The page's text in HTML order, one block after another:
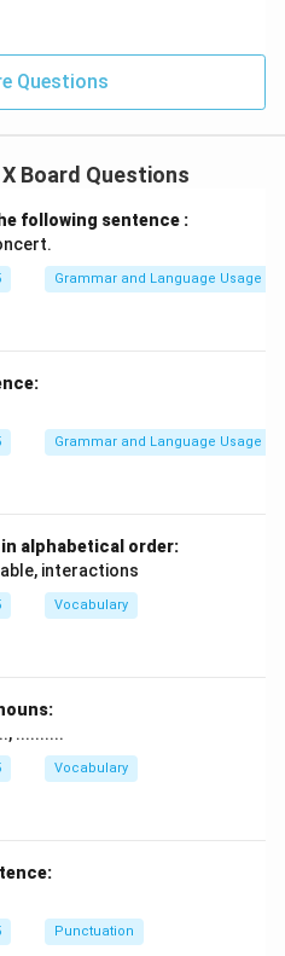
Questions
Board Questions
following sentence :
Grammar and Language Usage
Grammar and Language Usage
alphabetical order:
interactions
Vocabulary
..........
Vocabulary
Punctuation